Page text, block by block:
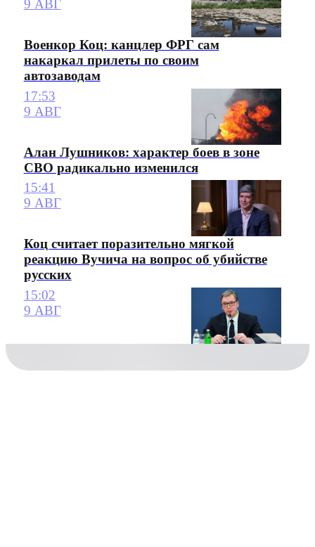
9 АВГ
Военкор Коц: канцлер ФРГ сам
накаркал прилеты по своим
автозаводам
17:53
9 АВГ
Алан Лушников: характер боев в зоне
СВО радикально изменился
15:41
9 АВГ
Коц считает поразительно мягкой
реакцию Вучича на вопрос об убийстве
русских
15:02
9 АВГ